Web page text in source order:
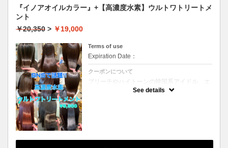
『イノアオイルカラー』+【高濃度水素】ウルトワトリートメ
ント
￥20,350 > ￥19,000
Terms of use
Expiration Date：
クーポンについて
ブリーチやハイトーンの韓国系アイドル、エ
イジング毛にお悩みの美魔女も夢中！全ての
See details